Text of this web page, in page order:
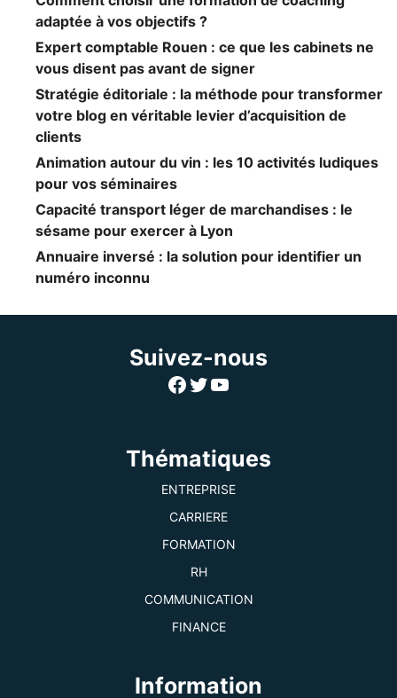
adaptée à vos objectifs ?
Expert comptable Rouen : ce que les cabinets ne
vous disent pas avant de signer
Stratégie éditoriale : la méthode pour transformer
votre blog en véritable levier d’acquisition de
clients
Animation autour du vin : les 10 activités ludiques
pour vos séminaires
Capacité transport léger de marchandises : le
sésame pour exercer à Lyon
Annuaire inversé : la solution pour identifier un
numéro inconnu
Suivez-nous
Facebook
Twitter
YouTube
Thématiques
ENTREPRISE
CARRIERE
FORMATION
RH
COMMUNICATION
FINANCE
Information